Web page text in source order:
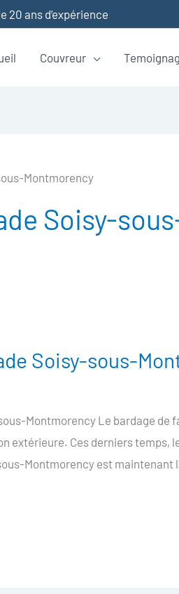
20 ans d’expérience
Couvreur
Montmorency
Soisy-
Soisy-sous-
Montmorency Le bardage de
extérieure. Ces derniers temps,
Montmorency est